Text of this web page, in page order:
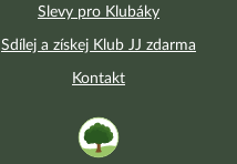
Slevy pro Klubáky
Sdílej a získej Klub JJ zdarma
Kontakt